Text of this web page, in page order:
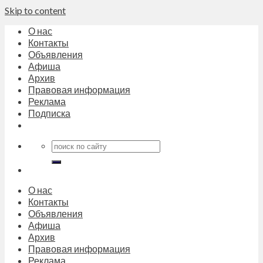
Skip to content
О нас
Контакты
Объявления
Афиша
Архив
Правовая информация
Реклама
Подписка
О нас
Контакты
Объявления
Афиша
Архив
Правовая информация
Реклама